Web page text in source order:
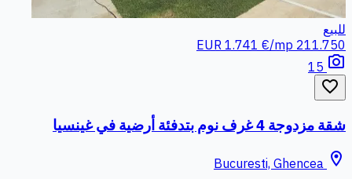
للبيع
211.750 EUR
1.741 €/mp
photo_camera
favorite_border
شقة مزدوجة 4 غرف نوم بتدفئة أرضية في غينسيا
location_on